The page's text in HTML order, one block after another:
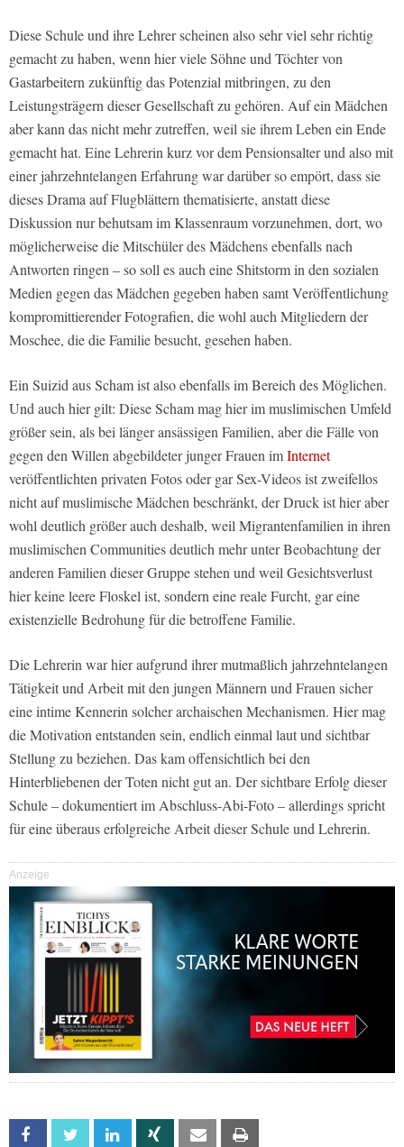
Diese Schule und ihre Lehrer scheinen also sehr viel sehr richtig
gemacht zu haben, wenn hier viele Söhne und Töchter von
Gastarbeitern zukünftig das Potenzial mitbringen, zu den
Leistungsträgern dieser Gesellschaft zu gehören. Auf ein Mädchen
aber kann das nicht mehr zutreffen, weil sie ihrem Leben ein Ende
gemacht hat. Eine Lehrerin kurz vor dem Pensionsalter und also mit
einer jahrzehntelangen Erfahrung war darüber so empört, dass sie
dieses Drama auf Flugblättern thematisierte, anstatt diese
Diskussion nur behutsam im Klassenraum vorzunehmen, dort, wo
möglicherweise die Mitschüler des Mädchens ebenfalls nach
Antworten ringen – so soll es auch eine Shitstorm in den sozialen
Medien gegen das Mädchen gegeben haben samt Veröffentlichung
kompromittierender Fotografien, die wohl auch Mitgliedern der
Moschee, die die Familie besucht, gesehen haben.
Ein Suizid aus Scham ist also ebenfalls im Bereich des Möglichen.
Und auch hier gilt: Diese Scham mag hier im muslimischen Umfeld
größer sein, als bei länger ansässigen Familien, aber die Fälle von
gegen den Willen abgebildeter junger Frauen imInternet
veröffentlichten privaten Fotos oder gar Sex-Videos ist zweifellos
nicht auf muslimische Mädchen beschränkt, der Druck ist hier aber
wohl deutlich größer auch deshalb, weil Migrantenfamilien in ihren
muslimischen Communities deutlich mehr unter Beobachtung der
anderen Familien dieser Gruppe stehen und weil Gesichtsverlust
hier keine leere Floskel ist, sondern eine reale Furcht, gar eine
existenzielle Bedrohung für die betroffene Familie.
Die Lehrerin war hier aufgrund ihrer mutmaßlich jahrzehntelangen
Tätigkeit und Arbeit mit den jungen Männern und Frauen sicher
eine intime Kennerin solcher archaischen Mechanismen. Hier mag
die Motivation entstanden sein, endlich einmal laut und sichtbar
Stellung zu beziehen. Das kam offensichtlich bei den
Hinterbliebenen der Toten nicht gut an. Der sichtbare Erfolg dieser
Schule – dokumentiert im Abschluss-Abi-Foto – allerdings spricht
für eine überaus erfolgreiche Arbeit dieser Schule und Lehrerin.
Anzeige
Facebook Twitter Linkedin Xing Email